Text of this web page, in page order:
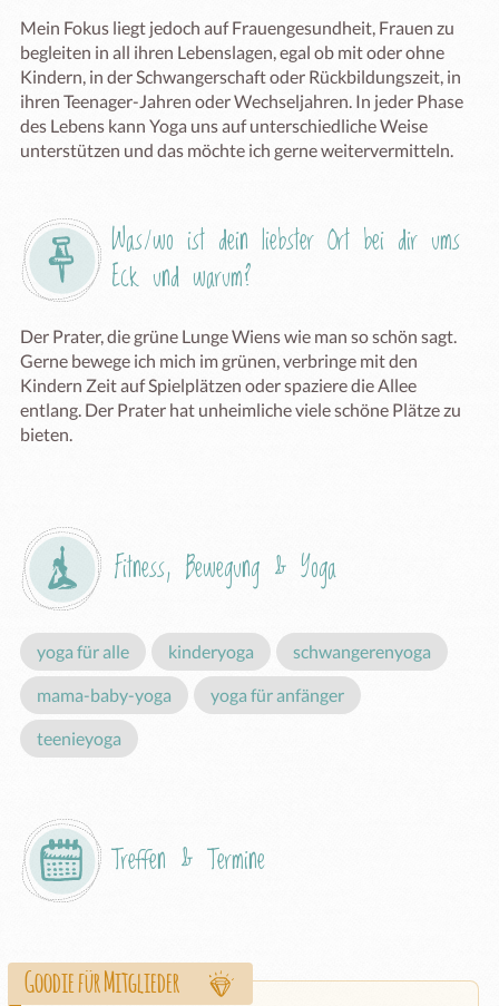
Mein Fokus liegt jedoch auf Frauengesundheit, Frauen zu
begleiten in all ihren Lebenslagen, egal ob mit oder ohne
Kindern, in der Schwangerschaft oder Rückbildungszeit, in
ihren Teenager-Jahren oder Wechseljahren. In jeder Phase
des Lebens kann Yoga uns auf unterschiedliche Weise
unterstützen und das möchte ich gerne weitervermitteln.
Was/wo ist dein liebster Ort bei dir ums
Eck und warum?
Der Prater, die grüne Lunge Wiens wie man so schön sagt.
Gerne bewege ich mich im grünen, verbringe mit den
Kindern Zeit auf Spielplätzen oder spaziere die Allee
entlang. Der Prater hat unheimliche viele schöne Plätze zu
bieten.
Fitness, Bewegung & Yoga
yoga für alle kinderyoga schwangerenyoga
mama-baby-yoga yoga für anfänger
teenieyoga
Treffen & Termine
Goodie für Mitglieder